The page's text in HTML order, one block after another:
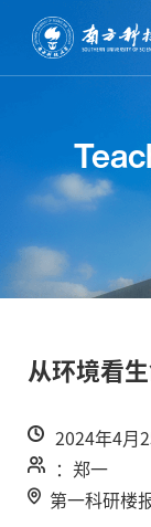
从环境看
2024年4月
：郑一
第一科研楼